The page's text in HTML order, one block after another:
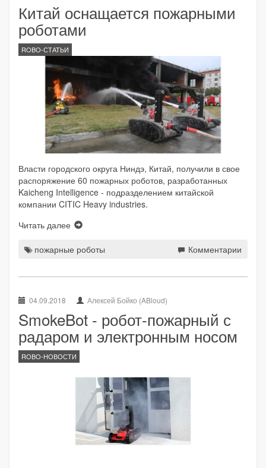
Китай оснащается пожарными
роботами
ROBO-СТАТЬИ
Власти городского округа Ниндэ, Китай, получили в свое
распоряжение 60 пожарных роботов, разработанных
Kaicheng Intelligence - подразделением китайской
компании CITIC Heavy industries.
Читать далее
пожарные роботы Комментарии
04.09.2018 Алексей Бойко (ABloud)
SmokeBot - робот-пожарный с
радаром и электронным носом
ROBO-НОВОСТИ